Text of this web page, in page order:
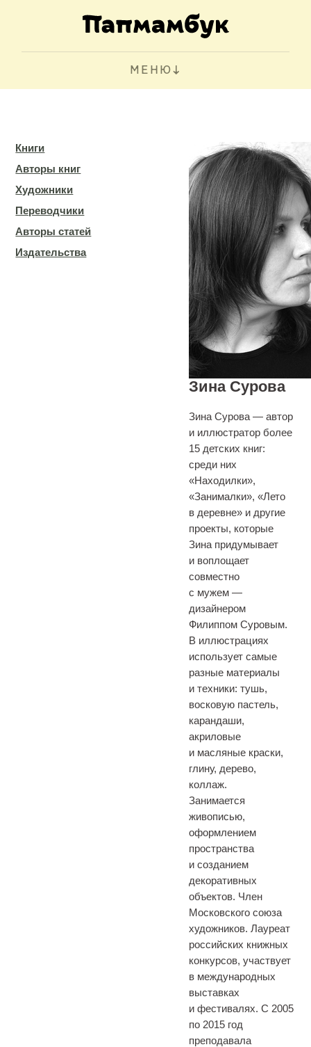
МЕНЮ
Книги
Авторы книг
Художники
Переводчики
Авторы статей
Издательства
Зина Сурова
Зина Сурова — автор
и иллюстратор более
15 детских книг:
среди них
«Находилки»,
«Занималки», «Лето
в деревне» и другие
проекты, которые
Зина придумывает
и воплощает
совместно
с мужем —
дизайнером
Филиппом Суровым.
В иллюстрациях
использует самые
разные материалы
и техники: тушь,
восковую пастель,
карандаши,
акриловые
и масляные краски,
глину, дерево,
коллаж.
Занимается
живописью,
оформлением
пространства
и созданием
декоративных
объектов. Член
Московского союза
художников. Лауреат
российских книжных
конкурсов, участвует
в международных
выставках
и фестивалях. С 2005
по 2015 год
преподавала